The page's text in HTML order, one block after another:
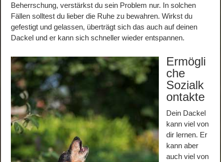
Beherrschung, verstärkst du sein Problem nur. In solchen
Fällen solltest du lieber die Ruhe zu bewahren. Wirkst du
gefestigt und gelassen, überträgt sich das auch auf deinen
Dackel und er kann sich schneller wieder entspannen.
Ermögli
che
Sozialk
ontakte
Dein Dackel
kann viel von
dir lernen. Er
kann aber
auch viel von